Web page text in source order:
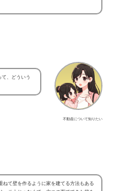
不動産について知りたい
、どういう
ねて壁を作るように家を建てる方法もある